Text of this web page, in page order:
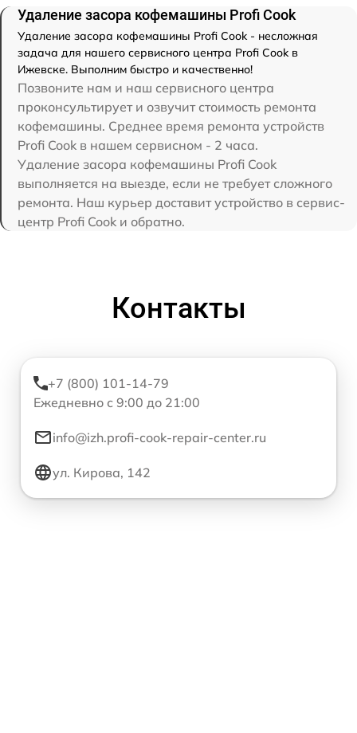
Удаление засора кофемашины Profi Cook
Удаление засора кофемашины Profi Cook - несложная
задача для нашего сервисного центра Profi Cook в
Ижевске. Выполним быстро и качественно!
Позвоните нам и наш сервисного центра
проконсультирует и озвучит стоимость ремонта
кофемашины. Среднее время ремонта устройств
Profi Cook в нашем сервисном - 2 часа.
Удаление засора кофемашины Profi Cook
выполняется на выезде, если не требует сложного
ремонта. Наш курьер доставит устройство в сервис-
центр Profi Cook и обратно.
Контакты
+7 (800) 101-14-79
Ежедневно с 9:00 до 21:00
info@izh.profi-cook-repair-center.ru
ул. Кирова, 142